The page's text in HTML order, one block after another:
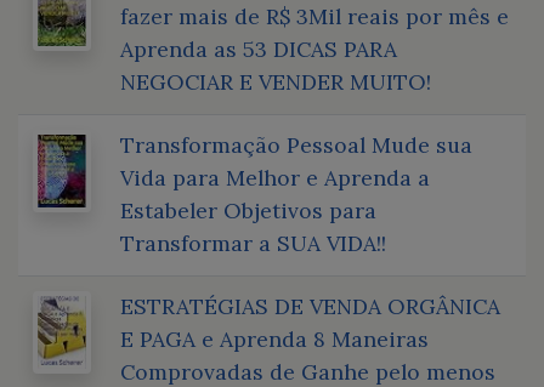
fazer mais de R$ 3Mil reais por mês e
Aprenda as 53 DICAS PARA
NEGOCIAR E VENDER MUITO!
Transformação Pessoal Mude sua
Vida para Melhor e Aprenda a
Estabeler Objetivos para
Transformar a SUA VIDA!!
ESTRATÉGIAS DE VENDA ORGÂNICA
E PAGA e Aprenda 8 Maneiras
Comprovadas de Ganhe pelo menos